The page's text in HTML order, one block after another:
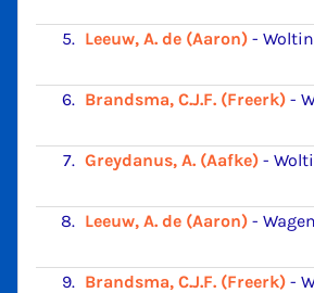
5. Leeuw, A. de (Aaron) -
6. Brandsma, C.J.F. (Freerk) -
7. Greydanus, A. (Aafke) -
8. Leeuw, A. de (Aaron) -
9. Brandsma, C.J.F. (Freerk) -